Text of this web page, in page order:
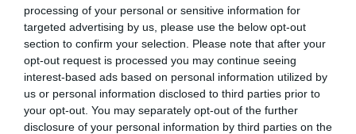
processing of your personal or sensitive information for
targeted advertising by us, please use the below opt-out
section to confirm your selection. Please note that after your
opt-out request is processed you may continue seeing
interest-based ads based on personal information utilized by
us or personal information disclosed to third parties prior to
your opt-out. You may separately opt-out of the further
disclosure of your personal information by third parties on the
Mercosur a Europa del 17 % durant el mateix
període. La UE preveu que els productes
europeus més beneficiats seran els automòbils, la
química i la farmàcia.